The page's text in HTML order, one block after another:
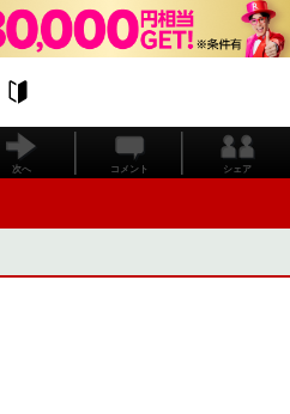
次へ コメント シェア